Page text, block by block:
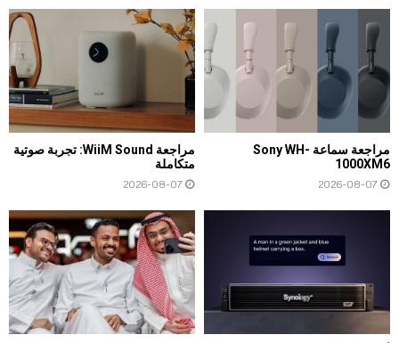
مراجعة سماعة Sony WH-
1000XM6
2026-08-07
مراجعة WiiM Sound: تجربة صوتية
متكاملة
2026-08-07